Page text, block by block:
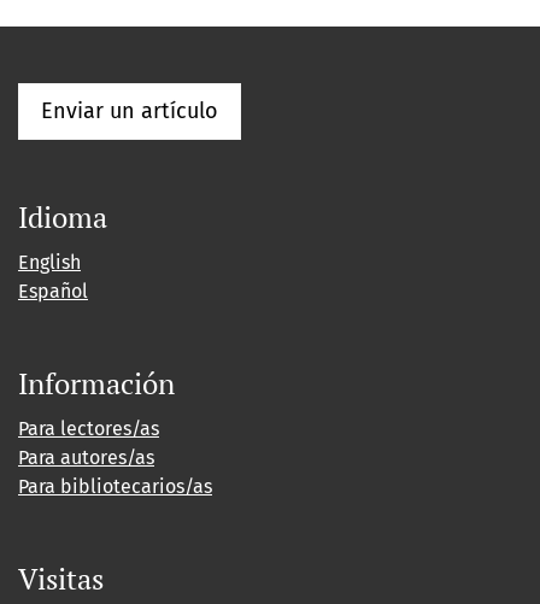
Enviar un artículo
Idioma
English
Español
Información
Para lectores/as
Para autores/as
Para bibliotecarios/as
Visitas